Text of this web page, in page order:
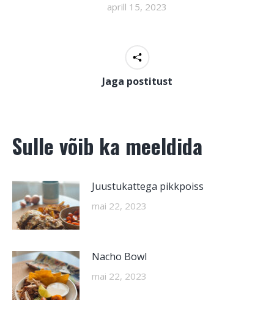
aprill 15, 2023
Jaga postitust
Sulle võib ka meeldida
Juustukattega pikkpoiss
mai 22, 2023
Nacho Bowl
mai 22, 2023